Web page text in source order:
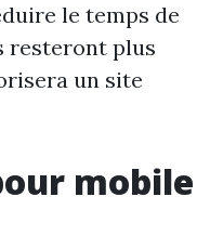
le temps de
resteront plus
un site
mobile